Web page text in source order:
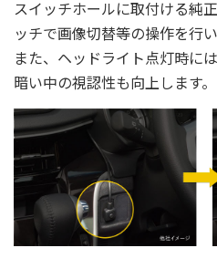
スイッチホールに取付ける純
ッチで画像切替等の操作を行い
また、ヘッドライト点灯時に
暗い中の視認性も向上します。